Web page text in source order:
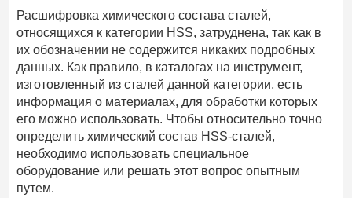
Расшифровка химического состава сталей,
относящихся к категории HSS, затруднена, так как в
их обозначении не содержится никаких подробных
данных. Как правило, в каталогах на инструмент,
изготовленный из сталей данной категории, есть
информация о материалах, для обработки которых
его можно использовать. Чтобы относительно точно
определить химический состав HSS-сталей,
необходимо использовать специальное
оборудование или решать этот вопрос опытным
путем.